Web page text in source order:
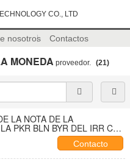
CO., LTD
nosotros Contactos
MONEDA proveedor. (21)
LA NOTA DE LA
PKR BLN BYR DEL IRR CAD
DETECTOR 137 DEL
EXACTA
DD DE LA TA IR DE MG
Contacto